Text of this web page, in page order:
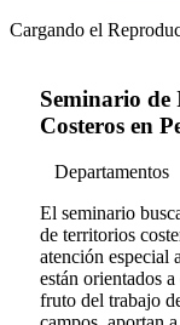
Cargando el
Seminario de
Costeros en
Departamentos
El seminario
de territorios
atención especial
están orientados
fruto del trabajo